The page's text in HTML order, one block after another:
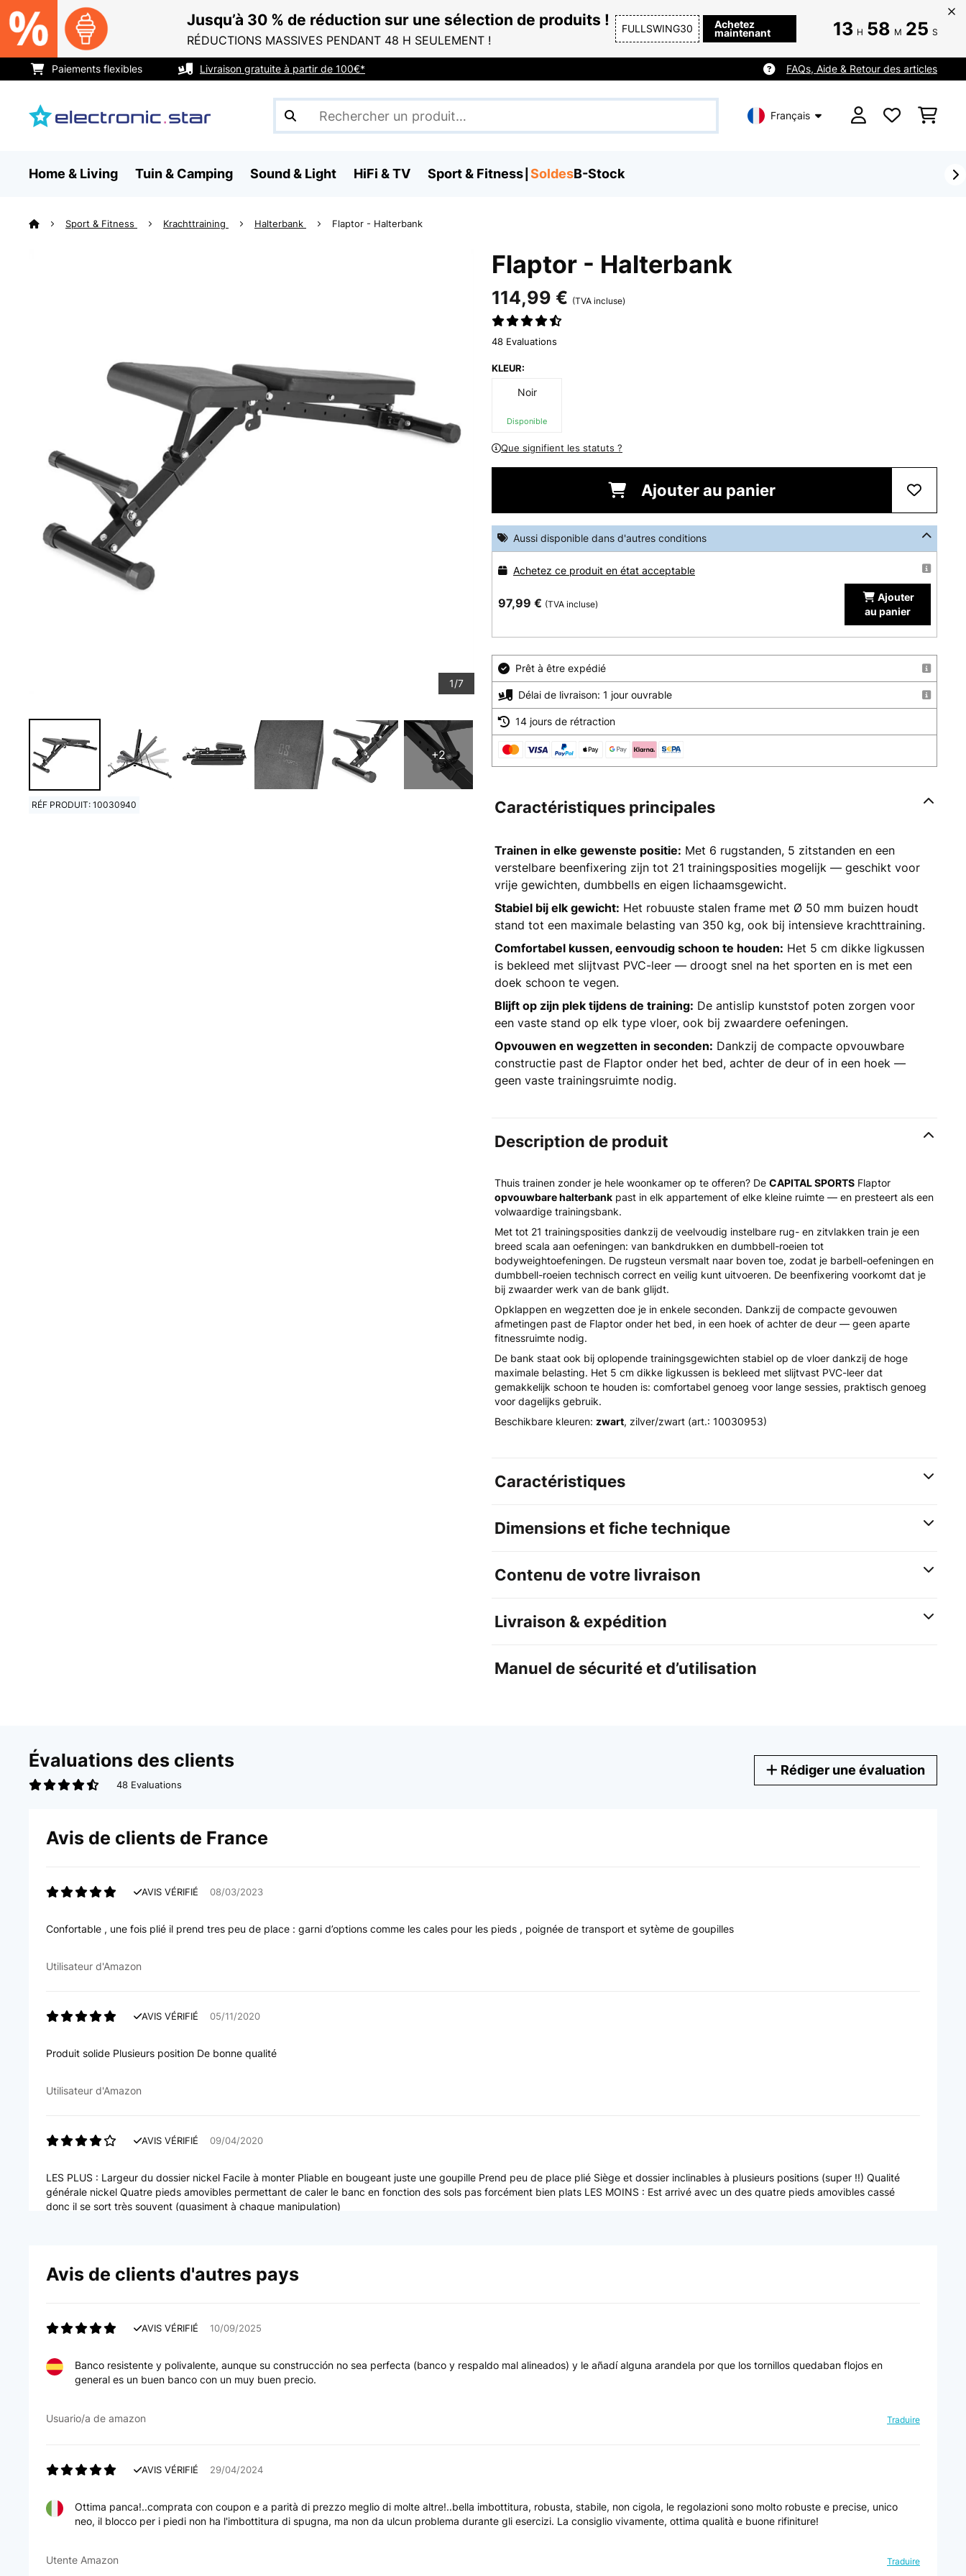
Jusqu’à 30 % de réduction sur une sélection de produits !
RÉDUCTIONS MASSIVES PENDANT 48 H SEULEMENT !
FULLSWING30 Achetez
maintenant 13 H 58 M 23 S
Paiements flexibles Livraison gratuite à partir de 100€* FAQs, Aide & Retour des articles
Français
Home & Living Tuin & Camping Sound & Light HiFi & TV Sport & Fitness SoldesB-Stock
Sport & Fitness Krachttraining Halterbank Flaptor - Halterbank
1/7
+2
RÉF PRODUIT: 10030940
Flaptor - Halterbank
114,99 € (TVA incluse)
48 Evaluations
KLEUR:
Noir
Disponible
Que signifient les statuts ?
Ajouter au panier
Aussi disponible dans d'autres conditions
Achetez ce produit en état acceptable
97,99 € (TVA incluse)
Ajouter
au panier
Prêt à être expédié
Délai de livraison: 1 jour ouvrable
14 jours de rétraction
Caractéristiques principales
Trainen in elke gewenste positie: Met 6 rugstanden, 5 zitstanden en een
verstelbare beenfixering zijn tot 21 trainingsposities mogelijk — geschikt voor
vrije gewichten, dumbbells en eigen lichaamsgewicht.
Stabiel bij elk gewicht: Het robuuste stalen frame met Ø 50 mm buizen houdt
stand tot een maximale belasting van 350 kg, ook bij intensieve krachttraining.
Comfortabel kussen, eenvoudig schoon te houden: Het 5 cm dikke ligkussen
is bekleed met slijtvast PVC-leer — droogt snel na het sporten en is met een
doek schoon te vegen.
Blijft op zijn plek tijdens de training: De antislip kunststof poten zorgen voor
een vaste stand op elk type vloer, ook bij zwaardere oefeningen.
Opvouwen en wegzetten in seconden: Dankzij de compacte opvouwbare
constructie past de Flaptor onder het bed, achter de deur of in een hoek —
geen vaste trainingsruimte nodig.
Description de produit
Thuis trainen zonder je hele woonkamer op te offeren? De CAPITAL SPORTS Flaptor
opvouwbare halterbank past in elk appartement of elke kleine ruimte — en presteert als een
volwaardige trainingsbank.
Met tot 21 trainingsposities dankzij de veelvoudig instelbare rug- en zitvlakken train je een
breed scala aan oefeningen: van bankdrukken en dumbbell-roeien tot
bodyweightoefeningen. De rugsteun versmalt naar boven toe, zodat je barbell-oefeningen en
dumbbell-roeien technisch correct en veilig kunt uitvoeren. De beenfixering voorkomt dat je
bij zwaarder werk van de bank glijdt.
Opklappen en wegzetten doe je in enkele seconden. Dankzij de compacte gevouwen
afmetingen past de Flaptor onder het bed, in een hoek of achter de deur — geen aparte
fitnessruimte nodig.
De bank staat ook bij oplopende trainingsgewichten stabiel op de vloer dankzij de hoge
maximale belasting. Het 5 cm dikke ligkussen is bekleed met slijtvast PVC-leer dat
gemakkelijk schoon te houden is: comfortabel genoeg voor lange sessies, praktisch genoeg
voor dagelijks gebruik.
Beschikbare kleuren: zwart, zilver/zwart (art.: 10030953)
Caractéristiques
Dimensions et fiche technique
Contenu de votre livraison
Livraison & expédition
Manuel de sécurité et d’utilisation
Évaluations des clients
48 Evaluations
Rédiger une évaluation
Avis de clients de France
AVIS VÉRIFIÉ 08/03/2023
Confortable , une fois plié il prend tres peu de place : garni d’options comme les cales pour les pieds , poignée de transport et sytème de goupilles
Utilisateur d'Amazon
AVIS VÉRIFIÉ 05/11/2020
Produit solide Plusieurs position De bonne qualité
Utilisateur d'Amazon
AVIS VÉRIFIÉ 09/04/2020
LES PLUS : Largeur du dossier nickel Facile à monter Pliable en bougeant juste une goupille Prend peu de place plié Siège et dossier inclinables à plusieurs positions (super !!) Qualité
générale nickel Quatre pieds amovibles permettant de caler le banc en fonction des sols pas forcément bien plats LES MOINS : Est arrivé avec un des quatre pieds amovibles cassé
donc il se sort très souvent (quasiment à chaque manipulation)
Très solide et pratique, le fait qu'il soit pliable est excellent pour le ranger dans le placard de mon appart. Ne bouge que très peu, même avec charges lourdes (je bosse surtout en incliné
Utilisateur d'Amazon
digne de la qualité professionnelle très robuste, stable le siège et le dossier sont de bonne qualité et confortable. Il facile de montage et il permet de faire tous les exercice de
protection en mousse).
Avis de clients d'autres pays
AVIS VÉRIFIÉ 10/09/2025
Banco resistente y polivalente, aunque su construcción no sea perfecta (banco y respaldo mal alineados) y le añadí alguna arandela por que los tornillos quedaban flojos en
general es un buen banco con un muy buen precio.
Usuario/a de amazon Traduire
AVIS VÉRIFIÉ 29/04/2024
Ottima panca!..comprata con coupon e a parità di prezzo meglio di molte altre!..bella imbottitura, robusta, stabile, non cigola, le regolazioni sono molto robuste e precise, unico
neo, il blocco per i piedi non ha l'imbottitura di spugna, ma non da ulcun problema durante gli esercizi. La consiglio vivamente, ottima qualità e buone rifiniture!
Utente Amazon Traduire